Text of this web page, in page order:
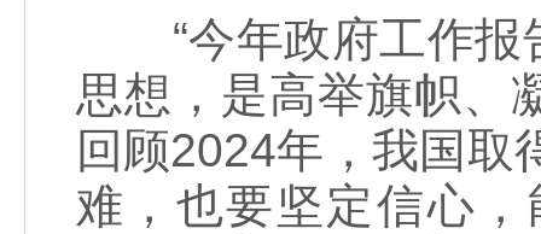
“今年政府工作报
思想，是高举旗帜、
回顾2024年，我国取
难，也要坚定信心